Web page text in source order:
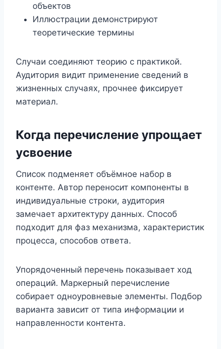
объектов
Иллюстрации демонстрируют
теоретические термины
Случаи соединяют теорию с практикой.
Аудитория видит применение сведений в
жизненных случаях, прочнее фиксирует
материал.
Когда перечисление упрощает
усвоение
Список подменяет объёмное набор в
контенте. Автор переносит компоненты в
индивидуальные строки, аудитория
замечает архитектуру данных. Способ
подходит для фаз механизма, характеристик
процесса, способов ответа.
Упорядоченный перечень показывает ход
операций. Маркерный перечисление
собирает одноуровневые элементы. Подбор
варианта зависит от типа информации и
направленности контента.